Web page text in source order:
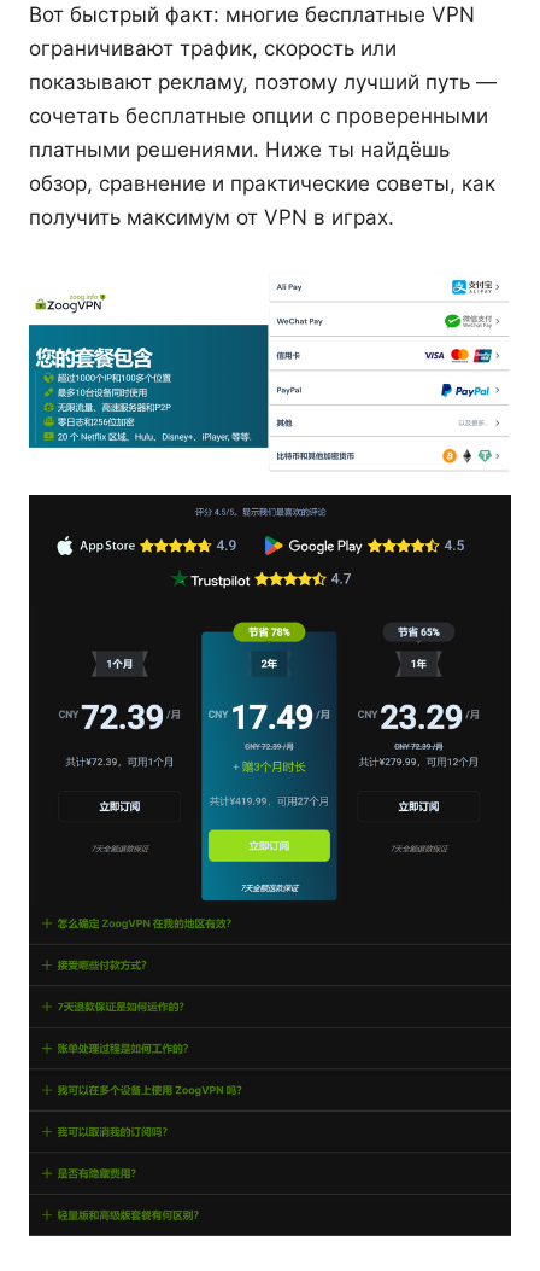
Вот быстрый факт: многие бесплатные VPN
ограничивают трафик, скорость или
показывают рекламу, поэтому лучший путь —
сочетать бесплатные опции с проверенными
платными решениями. Ниже ты найдёшь
обзор, сравнение и практические советы, как
получить максимум от VPN в играх.